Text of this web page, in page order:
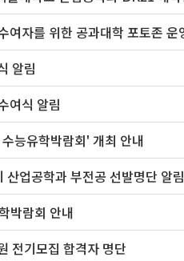
SNU
알림
여식 알림
능유학박람회' 개최 안내
업공학과 부전공 선발명단 알림
박람회 안내
전기모집 합격자 명단